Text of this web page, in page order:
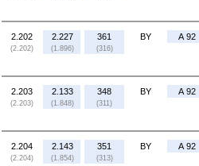
2.202
(2.202)
2.227
(1.896)
361
(316)
BY A 92
2.203
(2.203)
2.133
(1.848)
348
(311)
BY A 92
2.204
(2.204)
2.143
(1.854)
351
(313)
BY A 92